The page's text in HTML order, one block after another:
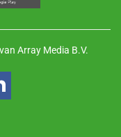
Array Media B.V.